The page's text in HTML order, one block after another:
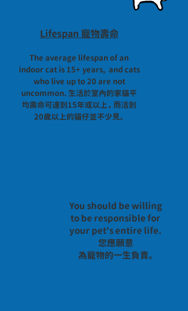
Lifespan 寵物壽命
The average lifespan of an
indoor cat is 15+ years, and cats
who live up to 20 are not
uncommon. 生活於室內的家貓平
均壽命可達到15年或以上， 而活到
20歲以上的貓仔並不少見。
You should be willing
to be responsible for
your pet's entire life.
您應願意
為寵物的一生負責。